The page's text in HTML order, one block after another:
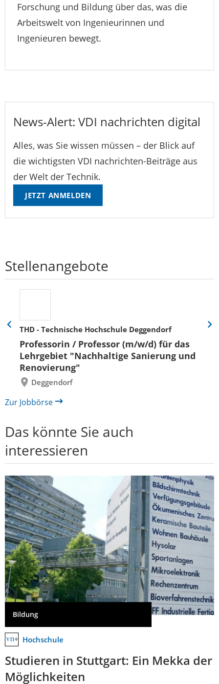
Forschung und Bildung über das, was die
Arbeitswelt von Ingenieurinnen und
Ingenieuren bewegt.
News-Alert: VDI nachrichten digital
Alles, was Sie wissen müssen – der Blick auf
die wichtigsten VDI nachrichten-Beiträge aus
der Welt der Technik.
JETZT ANMELDEN
Stellenangebote
THD - Technische Hochschule Deggendorf
Professorin / Professor (m/w/d) für das
Lehrgebiet "Nachhaltige Sanierung und
Renovierung"
Deggendorf
Eine
zurück
Eine
Zur Jobbörse
Das könnte Sie auch
interessieren
Bildung
Hochschule
Studieren in Stuttgart: Ein Mekka der
Möglichkeiten